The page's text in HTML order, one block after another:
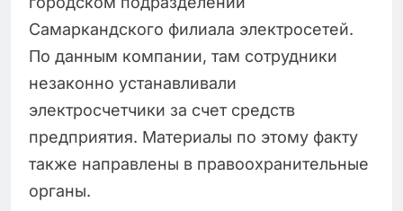
Самаркандского филиала электросетей.
По данным компании, там сотрудники
незаконно устанавливали
электросчетчики за счет средств
предприятия. Материалы по этому факту
также направлены в правоохранительные
органы.